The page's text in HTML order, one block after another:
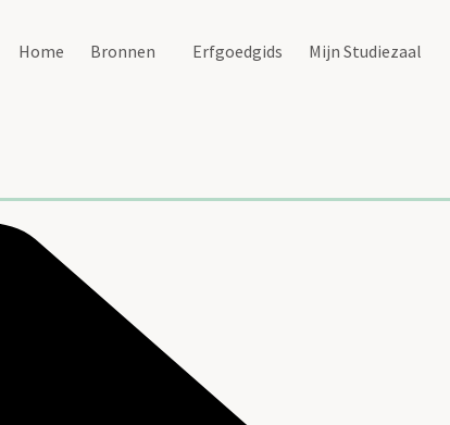
Home Bronnen Erfgoedgids Mijn Studiezaal